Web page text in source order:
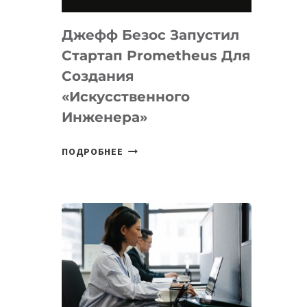
И
LINUX
Джефф Безос Запустил
Стартап Prometheus Для
Создания
«искусственного
Инженера»
ПОДРОБНЕЕ ДЖЕФФ
PROMETHEUS
ДЛЯ
СОЗДАНИЯ
«ИСКУССТВЕННОГО
ИНЖЕНЕРА»